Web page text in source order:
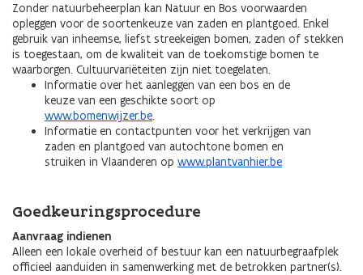
Zonder natuurbeheerplan kan Natuur en Bos voorwaarden
opleggen voor de soortenkeuze van zaden en plantgoed. Enkel
gebruik van inheemse, liefst streekeigen bomen, zaden of stekken
is toegestaan, om de kwaliteit van de toekomstige bomen te
waarborgen. Cultuurvariëteiten zijn niet toegelaten.
Informatie over het aanleggen van een bos en de
keuze van een geschikte soort op
www.bomenwijzer.be.
Informatie en contactpunten voor het verkrijgen van
zaden en plantgoed van autochtone bomen en
struiken in Vlaanderen op www.plantvanhier.be
Goedkeuringsprocedure
Aanvraag indienen
Alleen een lokale overheid of bestuur kan een natuurbegraafplek
officieel aanduiden in samenwerking met de betrokken partner(s).